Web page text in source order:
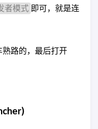
者模式 即可，就是连
路的，最后打开